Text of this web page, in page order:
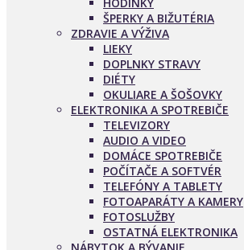
HODINKY
ŠPERKY A BIŽUTÉRIA
ZDRAVIE A VÝŽIVA
LIEKY
DOPLNKY STRAVY
DIÉTY
OKULIARE A ŠOŠOVKY
ELEKTRONIKA A SPOTREBIČE
TELEVIZORY
AUDIO A VIDEO
DOMÁCE SPOTREBIČE
POČÍTAČE A SOFTVÉR
TELEFÓNY A TABLETY
FOTOAPARÁTY A KAMERY
FOTOSLUŽBY
OSTATNÁ ELEKTRONIKA